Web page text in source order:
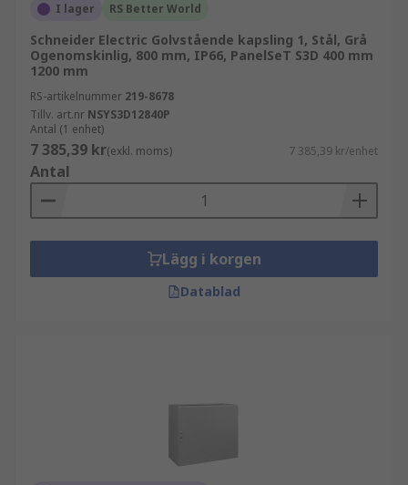
I lager RS Better World
Schneider Electric Golvstående kapsling 1, Stål, Grå
Ogenomskinlig, 800 mm, IP66, PanelSeT S3D 400 mm
1200 mm
RS-artikelnummer 219-8678
Tillv. art.nr NSYS3D12840P
Antal (1 enhet)
7 385,39 kr(exkl. moms) 7 385,39 kr/enhet
Antal
Lägg i korgen
Datablad